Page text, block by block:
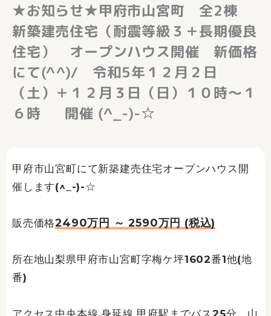
★お知らせ★甲府市山宮町 全2棟
新築建売住宅（耐震等級３＋長期優良
住宅） オープンハウス開催 新価格
にて(^^)/ 令和5年１２月２日
（土）＋１２月３日（日）１０時～１
６時 開催 (^_-)-☆
甲府市山宮町にて新築建売住宅オープンハウス開
催します(^_-)-☆
販売価格2490万円 ～ 2590万円 (税込)
所在地山梨県甲府市山宮町字梅ケ坪1602番1他(地
番)